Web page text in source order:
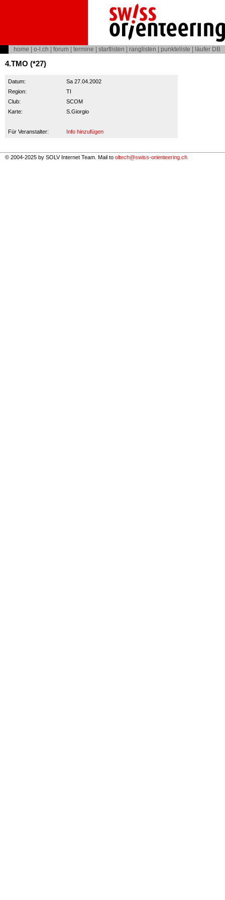
home o-l.ch forum termine startlisten ranglisten punkteliste läufer DB
4.TMO (*27)
Datum:
Sa 27.04.2002
Region:
TI
Club:
SCOM
Karte:
S.Giorgio
Für Veranstalter: Info hinzufügen
© 2004-2025 by SOLV Internet Team. Mail to oltech@swiss-orienteering.ch